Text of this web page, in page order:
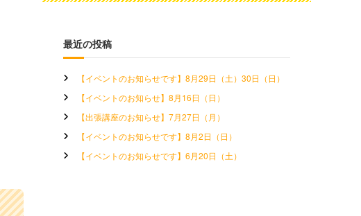
最近の投稿
【イベントのお知らせです】8月29日（土）30日（日）
【イベントのお知らせ】8月16日（日）
【出張講座のお知らせ】7月27日（月）
【イベントのお知らせです】8月2日（日）
【イベントのお知らせです】6月20日（土）